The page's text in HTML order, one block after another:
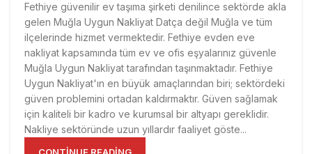
Fethiye güvenilir ev taşıma şirketi denilince sektörde akla
gelen Muğla Uygun Nakliyat Datça değil Muğla ve tüm
ilçelerinde hizmet vermektedir. Fethiye evden eve
nakliyat kapsamında tüm ev ve ofis eşyalarınız güvenle
Muğla Uygun Nakliyat tarafından taşınmaktadır. Fethiye
Uygun Nakliyat'ın en büyük amaçlarından biri; sektördeki
güven problemini ortadan kaldırmaktır. Güven sağlamak
için kaliteli bir kadro ve kurumsal bir altyapı gereklidir.
Nakliye sektöründe uzun yıllardır faaliyet göste...